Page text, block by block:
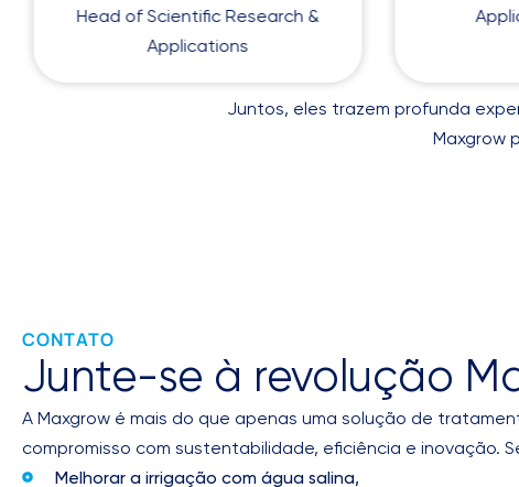
Head of Scientific Research &
Applications
Juntos, eles trazem profunda
Maxgrow
CONTATO
Junte-se à revolução
A Maxgrow é mais do que apenas uma solução de
compromisso com sustentabilidade, eficiência e inovação.
Melhorar a irrigação com água salina,